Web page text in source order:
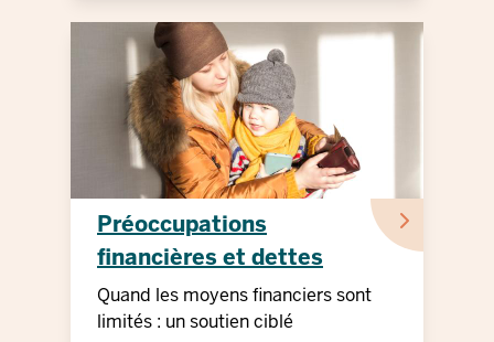
Préoccupations
financières et dettes
Quand les moyens financiers sont
limités : un soutien ciblé